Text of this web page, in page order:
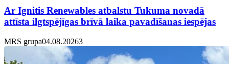
Ar Ignitis Renewables atbalstu Tukuma novadā
attīsta ilgtspējīgas brīvā laika pavadīšanas iespējas
MRS grupa04.08.20263